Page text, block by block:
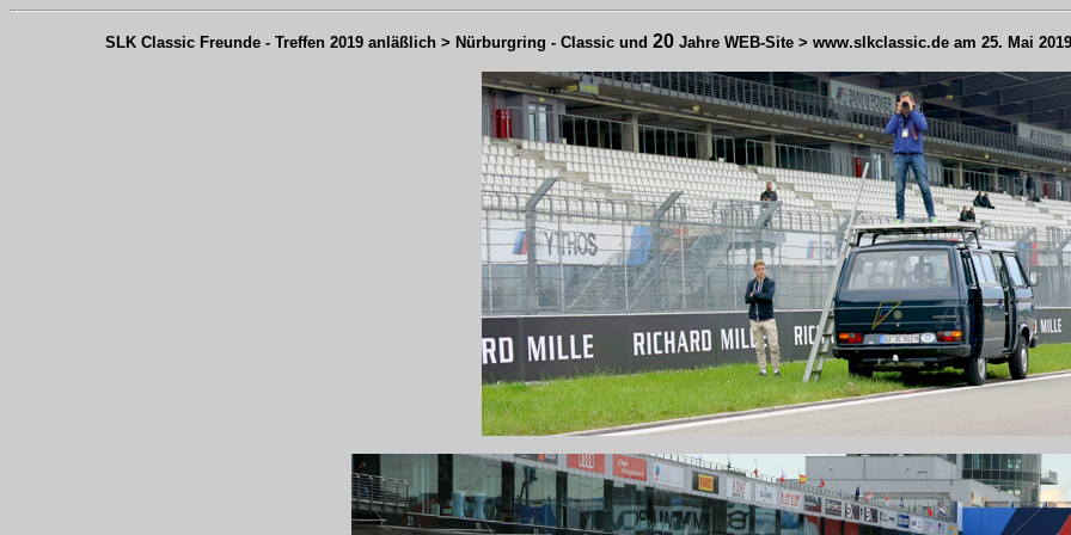
SLK Classic Freunde - Treffen 2019 anläßlich > Nürburgring - Classic und 20 Jahre WEB-Site > www.slkclassic.de am 25. Mai 2019